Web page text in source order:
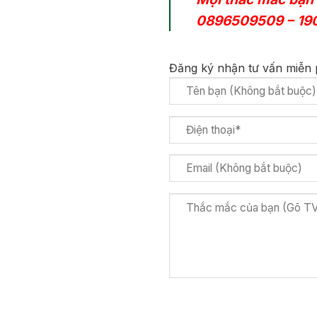
0896509509–
Đăng ký nhận tư vấn miễn